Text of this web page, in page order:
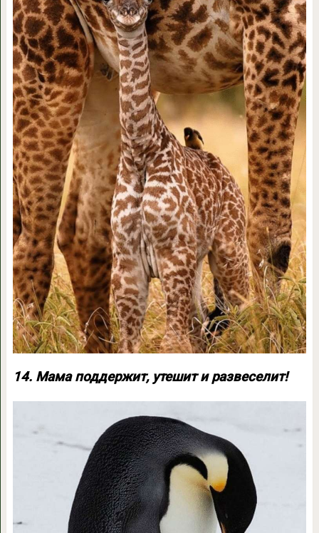
14. Мама поддержит, утешит и развеселит!